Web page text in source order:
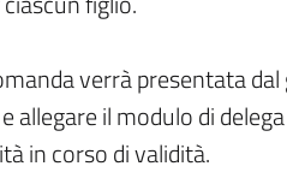
verrà presentata
allegare il modulo di
in corso di validità.